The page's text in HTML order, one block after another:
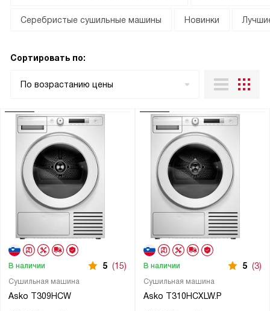
Серебристые сушильные машины Новинки
Сортировать по:
По возрастанию цены
Сушильная машина
Asko T309HCW
В наличии 5 (15)
Сушильная машина
Asko T310HCXLW.P
В наличии 5 (3)